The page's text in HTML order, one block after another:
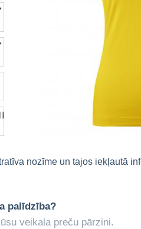
nozīme un tajos iekļautā
palīdzība?
veikala preču pārzini.